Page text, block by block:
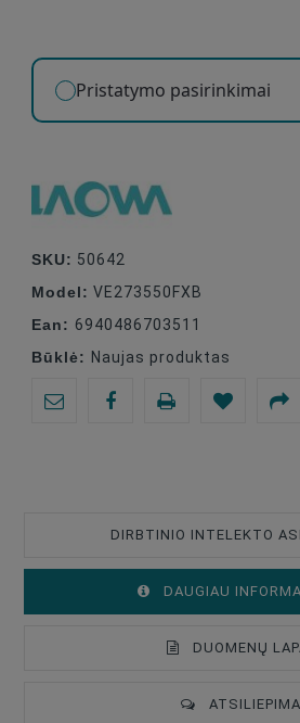
Pristatymo pasirinkimai
SKU: 50642
Model: VE273550FXB
Ean: 6940486703511
Būklė: Naujas produktas
DIRBTINIO INTELEKTO
DAUGIAU
DUOMENŲ